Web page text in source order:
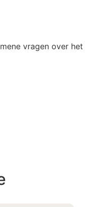
vragen over het